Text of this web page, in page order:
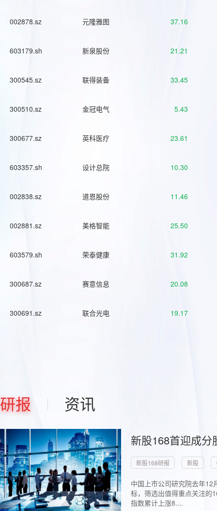
002878.sz 元隆雅图 37.16
603179.sh 新泉股份 21.21
300545.sz 联得装备 33.45
300510.sz 金冠电气 5.43
300677.sz 英科医疗 23.61
603357.sh 设计总院 10.30
002838.sz 道恩股份 11.46
002881.sz 美格智能 25.50
603579.sh 荣泰健康 31.92
300687.sz 赛意信息 20.08
300691.sz 联合光电 19.17
研报 资讯
新股168首迎成
新股168研报 新股
中国上市公司研究院去年
标，筛选出值得重点关注的
指数累计上涨8....